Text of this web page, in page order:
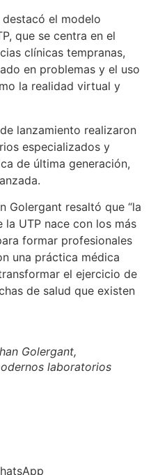
el modelo
que se centra en el
clínicas tempranas,
en problemas y el uso
la realidad virtual y
lanzamiento realizaron
especializados y
de última generación,
Golergant resaltó que “la
la UTP nace con los más
formar profesionales
una práctica médica
el ejercicio de
de salud que existen
Golergant,
laboratorios